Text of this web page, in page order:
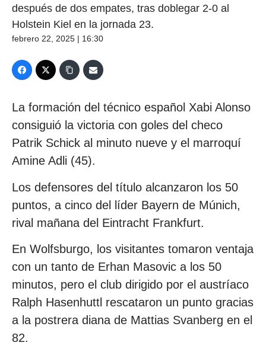
después de dos empates, tras doblegar 2-0 al
Holstein Kiel en la jornada 23.
febrero 22, 2025 | 16:30
La formación del técnico español Xabi Alonso
consiguió la victoria con goles del checo
Patrik Schick al minuto nueve y el marroquí
Amine Adli (45).
Los defensores del título alcanzaron los 50
puntos, a cinco del líder Bayern de Múnich,
rival mañana del Eintracht Frankfurt.
En Wolfsburgo, los visitantes tomaron ventaja
con un tanto de Erhan Masovic a los 50
minutos, pero el club dirigido por el austríaco
Ralph Hasenhuttl rescataron un punto gracias
a la postrera diana de Mattias Svanberg en el
82.